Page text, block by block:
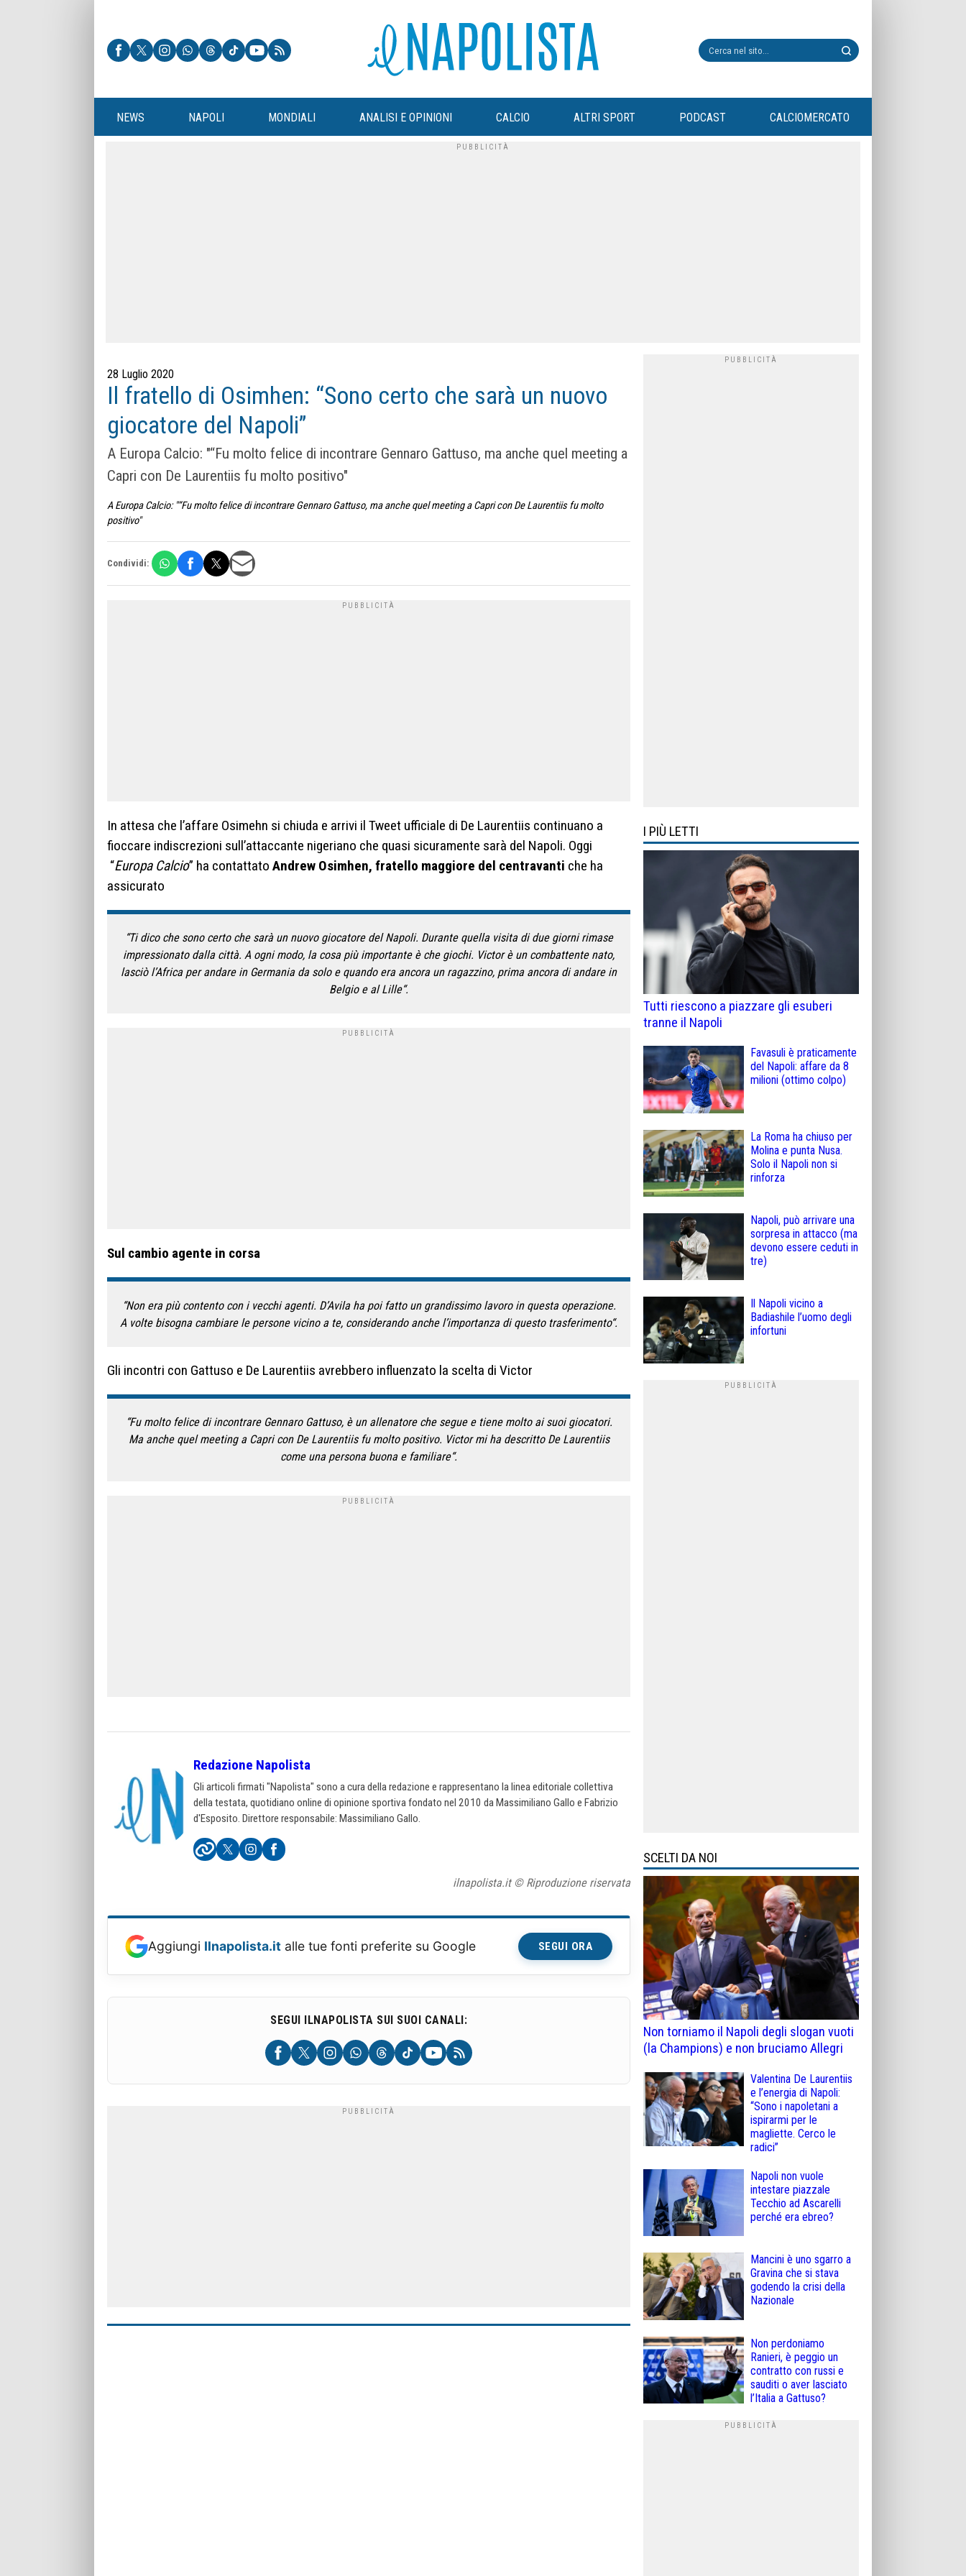
NEWS NAPOLI MONDIALI ANALISI E OPINIONI CALCIO ALTRI SPORT PODCAST CALCIOMERCATO
28 Luglio 2020
Il fratello di Osimhen: “Sono certo che sarà un nuovo
giocatore del Napoli”
A Europa Calcio: "“Fu molto felice di incontrare Gennaro Gattuso, ma anche quel meeting a
Capri con De Laurentiis fu molto positivo"
A Europa Calcio: "“Fu molto felice di incontrare Gennaro Gattuso, ma anche quel meeting a Capri con De Laurentiis fu molto
positivo"
Condividi:
In attesa che l’affare Osimehn si chiuda e arrivi il Tweet ufficiale di De Laurentiis continuano a
fioccare indiscrezioni sull’attaccante nigeriano che quasi sicuramente sarà del Napoli. Oggi
“Europa Calcio” ha contattato Andrew Osimhen, fratello maggiore del centravanti che ha
assicurato
“Ti dico che sono certo che sarà un nuovo giocatore del Napoli. Durante quella visita di due giorni rimase
impressionato dalla città. A ogni modo, la cosa più importante è che giochi. Victor è un combattente nato,
lasciò l’Africa per andare in Germania da solo e quando era ancora un ragazzino, prima ancora di andare in
Belgio e al Lille“.
Sul cambio agente in corsa
“Non era più contento con i vecchi agenti. D’Avila ha poi fatto un grandissimo lavoro in questa operazione.
A volte bisogna cambiare le persone vicino a te, considerando anche l’importanza di questo trasferimento“.
Gli incontri con Gattuso e De Laurentiis avrebbero influenzato la scelta di Victor
“Fu molto felice di incontrare Gennaro Gattuso, è un allenatore che segue e tiene molto ai suoi giocatori.
Ma anche quel meeting a Capri con De Laurentiis fu molto positivo. Victor mi ha descritto De Laurentiis
come una persona buona e familiare“.
Redazione Napolista
Gli articoli firmati "Napolista" sono a cura della redazione e rappresentano la linea editoriale collettiva
della testata, quotidiano online di opinione sportiva fondato nel 2010 da Massimiliano Gallo e Fabrizio
d'Esposito. Direttore responsabile: Massimiliano Gallo.
ilnapolista.it © Riproduzione riservata
Aggiungi Ilnapolista.it alle tue fonti preferite su Google SEGUI ORA
SEGUI ILNAPOLISTA SUI SUOI CANALI:
I PIÙ LETTI
Tutti riescono a piazzare gli esuberi
tranne il Napoli
Favasuli è praticamente
del Napoli: affare da 8
milioni (ottimo colpo)
La Roma ha chiuso per
Molina e punta Nusa.
Solo il Napoli non si
rinforza
Napoli, può arrivare una
sorpresa in attacco (ma
devono essere ceduti in
tre)
Il Napoli vicino a
Badiashile l’uomo degli
infortuni
SCELTI DA NOI
Non torniamo il Napoli degli slogan vuoti
(la Champions) e non bruciamo Allegri
Valentina De Laurentiis
e l’energia di Napoli:
“Sono i napoletani a
ispirarmi per le
magliette. Cerco le
radici”
Napoli non vuole
intestare piazzale
Tecchio ad Ascarelli
perché era ebreo?
Mancini è uno sgarro a
Gravina che si stava
godendo la crisi della
Nazionale
Non perdoniamo
Ranieri, è peggio un
contratto con russi e
sauditi o aver lasciato
l’Italia a Gattuso?